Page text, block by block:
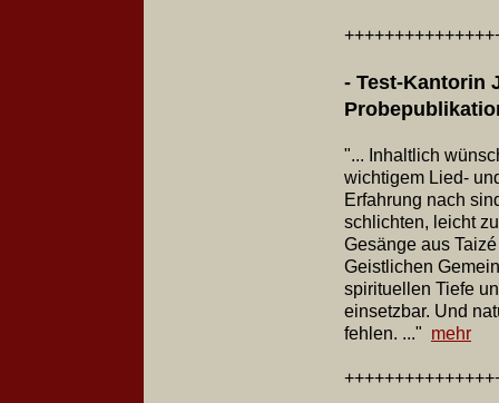
- Test-Kantorin
"... Inhaltlich
wichtigem Lied-
Erfahrung nach
schlichten, leicht
Gesänge aus
Geistlichen
spirituellen Tiefe
einsetzbar. Und
fehlen. ..." mehr